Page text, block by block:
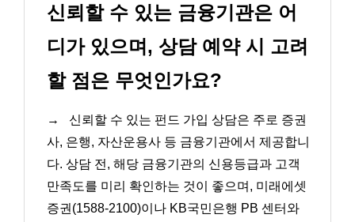
신뢰할 수 있는 금융기관은 어
디가 있으며, 상담 예약 시 고려
할 점은 무엇인가요?
→
신뢰할 수 있는 펀드 가입 상담은 주로 증권
사, 은행, 자산운용사 등 금융기관에서 제공합니
다. 상담 전, 해당 금융기관의 신용등급과 고객
만족도를 미리 확인하는 것이 좋으며, 미래에셋
증권(1588-2100)이나 KB국민은행 PB 센터와